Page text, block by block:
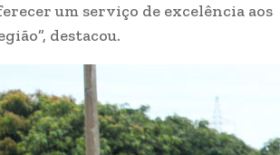
um serviço de excelência aos
destacou.